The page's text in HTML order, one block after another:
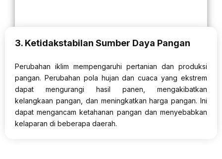
3. Ketidakstabilan Sumber Daya Pangan
Perubahan iklim mempengaruhi pertanian dan produksi
pangan. Perubahan pola hujan dan cuaca yang ekstrem
dapat mengurangi hasil panen, mengakibatkan
kelangkaan pangan, dan meningkatkan harga pangan. Ini
dapat mengancam ketahanan pangan dan menyebabkan
kelaparan di beberapa daerah.